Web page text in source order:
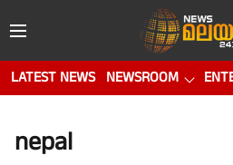
LATEST NEWS NEWSROOM
nepal